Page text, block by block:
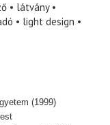
látvány
light design
(1999)